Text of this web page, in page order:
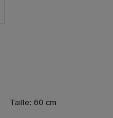
Taille: 60 cm